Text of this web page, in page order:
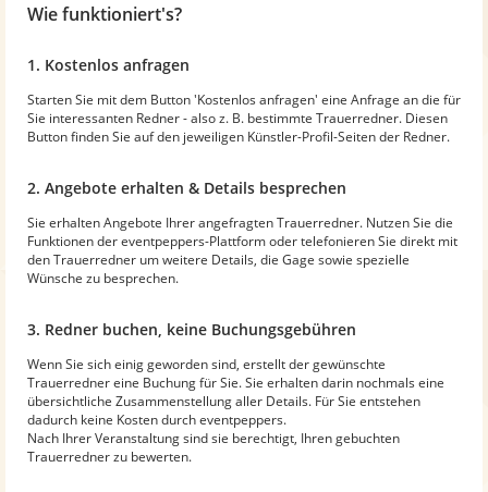
Wie funktioniert's?
1. Kostenlos anfragen
Starten Sie mit dem Button 'Kostenlos anfragen' eine Anfrage an die für
Sie interessanten Redner - also z. B. bestimmte Trauerredner. Diesen
Button finden Sie auf den jeweiligen Künstler-Profil-Seiten der Redner.
2. Angebote erhalten & Details besprechen
Sie erhalten Angebote Ihrer angefragten Trauerredner. Nutzen Sie die
Funktionen der eventpeppers-Plattform oder telefonieren Sie direkt mit
den Trauerredner um weitere Details, die Gage sowie spezielle
Wünsche zu besprechen.
3. Redner buchen, keine Buchungsgebühren
Wenn Sie sich einig geworden sind, erstellt der gewünschte
Trauerredner eine Buchung für Sie. Sie erhalten darin nochmals eine
übersichtliche Zusammenstellung aller Details. Für Sie entstehen
dadurch keine Kosten durch eventpeppers.
Nach Ihrer Veranstaltung sind sie berechtigt, Ihren gebuchten
Trauerredner zu bewerten.